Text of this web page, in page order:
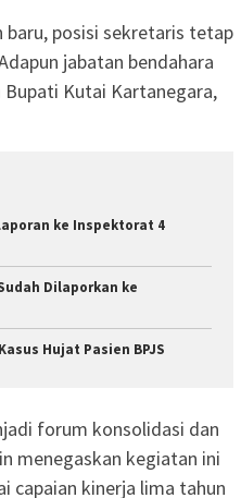
baru, posisi sekretaris tetap
jabatan bendahara
Kutai Kartanegara,
ke Inspektorat 4
Dilaporkan ke
Hujat Pasien BPJS
forum konsolidasi dan
menegaskan kegiatan ini
capaian kinerja lima tahun